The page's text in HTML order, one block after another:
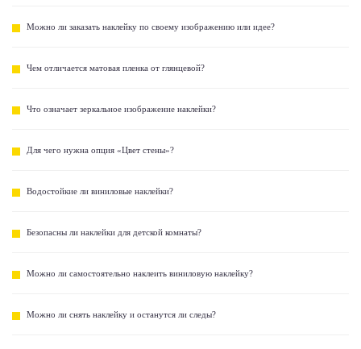
Можно ли заказать наклейку по своему изображению или идее?
Чем отличается матовая пленка от глянцевой?
Что означает зеркальное изображение наклейки?
Для чего нужна опция «Цвет стены»?
Водостойкие ли виниловые наклейки?
Безопасны ли наклейки для детской комнаты?
Можно ли самостоятельно наклеить виниловую наклейку?
Можно ли снять наклейку и останутся ли следы?